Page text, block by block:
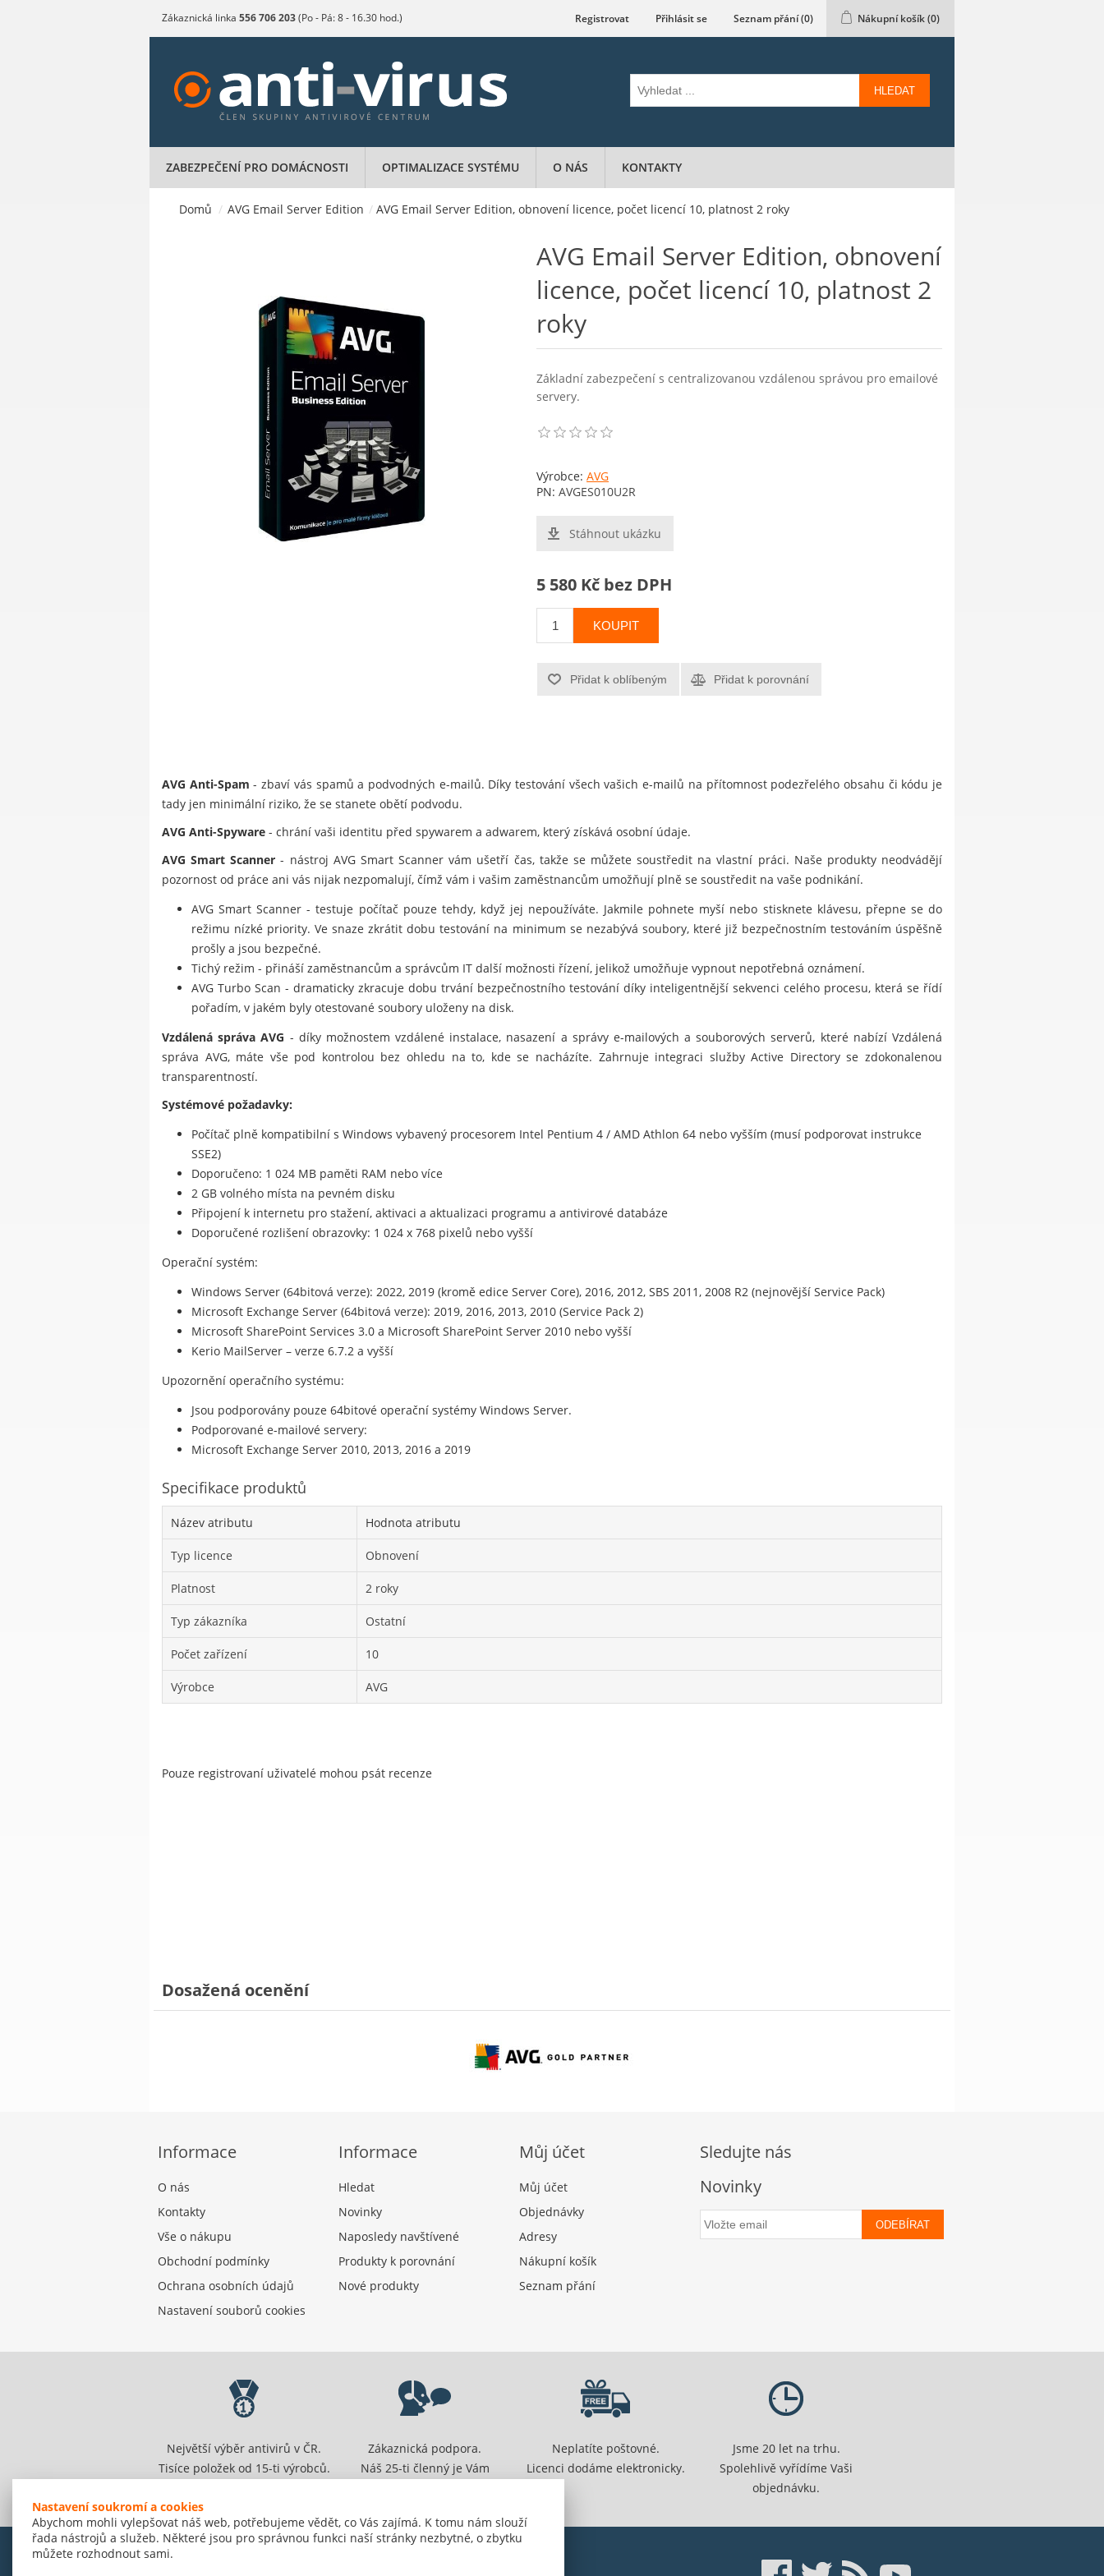
Zákaznická linka 556 706 203(Po - Pá: 8 - 16.30 hod.) Registrovat Přihlásit se Seznam přání(0) Nákupní košík(0)
HLEDAT
Nastavení soukromí a cookies
Abychom mohli vylepšovat náš web, potřebujeme vědět, co Vás zajímá. K tomu nám slouží
řada nástrojů a služeb. Některé jsou pro správnou funkci naší stránky nezbytné, o zbytku
můžete rozhodnout sami.
ZABEZPEČENÍ PRO DOMÁCNOSTI OPTIMALIZACE SYSTÉMU O NÁS KONTAKTY
Domů / AVG Email Server Edition / AVG Email Server Edition, obnovení licence, počet licencí 10, platnost 2 roky
AVG Email Server Edition, obnovení
licence, počet licencí 10, platnost 2
roky
Základní zabezpečení s centralizovanou vzdálenou správou pro emailové
servery.
Výrobce: AVG
PN: AVGES010U2R
Stáhnout ukázku
5 580 Kč bez DPH
KOUPIT
Přidat k oblíbeným Přidat k porovnání
AVG Anti-Spam - zbaví vás spamů a podvodných e-mailů. Díky testování všech vašich e-mailů na přítomnost podezřelého obsahu či kódu je
tady jen minimální riziko, že se stanete obětí podvodu.
AVG Anti-Spyware - chrání vaši identitu před spywarem a adwarem, který získává osobní údaje.
AVG Smart Scanner - nástroj AVG Smart Scanner vám ušetří čas, takže se můžete soustředit na vlastní práci. Naše produkty neodvádějí
pozornost od práce ani vás nijak nezpomalují, čímž vám i vašim zaměstnancům umožňují plně se soustředit na vaše podnikání.
AVG Smart Scanner - testuje počítač pouze tehdy, když jej nepoužíváte. Jakmile pohnete myší nebo stisknete klávesu, přepne se do
režimu nízké priority. Ve snaze zkrátit dobu testování na minimum se nezabývá soubory, které již bezpečnostním testováním úspěšně
prošly a jsou bezpečné.
Tichý režim - přináší zaměstnancům a správcům IT další možnosti řízení, jelikož umožňuje vypnout nepotřebná oznámení.
AVG Turbo Scan - dramaticky zkracuje dobu trvání bezpečnostního testování díky inteligentnější sekvenci celého procesu, která se řídí
pořadím, v jakém byly otestované soubory uloženy na disk.
Vzdálená správa AVG - díky možnostem vzdálené instalace, nasazení a správy e-mailových a souborových serverů, které nabízí Vzdálená
správa AVG, máte vše pod kontrolou bez ohledu na to, kde se nacházíte. Zahrnuje integraci služby Active Directory se zdokonalenou
transparentností.
Systémové požadavky:
Počítač plně kompatibilní s Windows vybavený procesorem Intel Pentium 4 / AMD Athlon 64 nebo vyšším (musí podporovat instrukce
SSE2)
Doporučeno: 1 024 MB paměti RAM nebo více
2 GB volného místa na pevném disku
Připojení k internetu pro stažení, aktivaci a aktualizaci programu a antivirové databáze
Doporučené rozlišení obrazovky: 1 024 x 768 pixelů nebo vyšší
Operační systém:
Windows Server (64bitová verze): 2022, 2019 (kromě edice Server Core), 2016, 2012, SBS 2011, 2008 R2 (nejnovější Service Pack)
Microsoft Exchange Server (64bitová verze): 2019, 2016, 2013, 2010 (Service Pack 2)
Microsoft SharePoint Services 3.0 a Microsoft SharePoint Server 2010 nebo vyšší
Kerio MailServer – verze 6.7.2 a vyšší
Upozornění operačního systému:
Jsou podporovány pouze 64bitové operační systémy Windows Server.
Podporované e-mailové servery:
Microsoft Exchange Server 2010, 2013, 2016 a 2019
Specifikace produktů
Název atributu Hodnota atributu
Typ licence Obnovení
Platnost 2 roky
Typ zákazníka Ostatní
Počet zařízení 10
Výrobce AVG
Pouze registrovaní uživatelé mohou psát recenze
Dosažená ocenění
Informace
O nás
Kontakty
Vše o nákupu
Obchodní podmínky
Ochrana osobních údajů
Nastavení souborů cookies
Informace
Hledat
Novinky
Naposledy navštívené
Produkty k porovnání
Nové produkty
Můj účet
Můj účet
Objednávky
Adresy
Nákupní košík
Seznam přání
Sledujte nás
Novinky
ODEBÍRAT
Největší výběr antivirů v ČR.
Tisíce položek od 15-ti výrobců.
Zákaznická podpora.
Náš 25-ti členný je Vám
Neplatíte poštovné.
Licenci dodáme elektronicky.
Jsme 20 let na trhu.
Spolehlivě vyřídíme Vaši
objednávku.